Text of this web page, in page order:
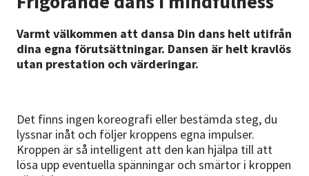
Lyssna
Varmt välkommen att dansa Din dans helt utifrån
dina egna förutsättningar. Dansen är helt kravlös
utan prestation och värderingar.
Det finns ingen koreografi eller bestämda steg, du
lyssnar inåt och följer kroppens egna impulser.
Kroppen är så intelligent att den kan hjälpa till att
lösa upp eventuella spänningar och smärtor i kroppen